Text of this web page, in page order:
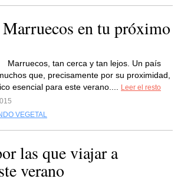
Marruecos en tu próximo
Marruecos, tan cerca y tan lejos. Un país
que, precisamente por su proximidad,
esencial para este verano....
Leer el resto
VEGETAL
las que viajar a
verano